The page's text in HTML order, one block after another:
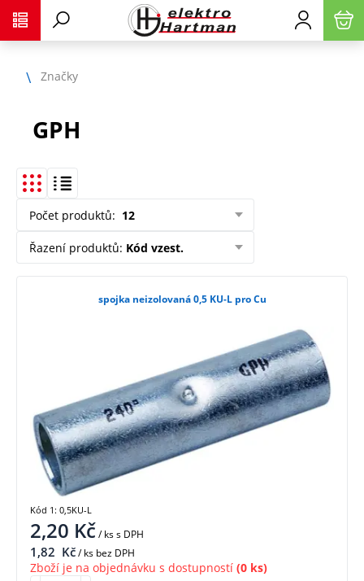
Značky
GPH
Počet produktů: 12
Řazení produktů: Kód vzest.
spojka neizolovaná 0,5 KU-L pro Cu
2,20 Kč/ kss DPH
1,82 Kč/ ks bez DPH
Zboží je na objednávku s dostupností (0 ks)
Kód 1: 0,5KU-L